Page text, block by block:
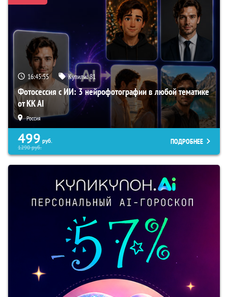
16:45:54 Купили:81
Фотосессия с ИИ: 3 нейрофотографии в любой тематике
от KK AI
Россия
499 руб.
1290руб.
ПОДРОБНЕЕ